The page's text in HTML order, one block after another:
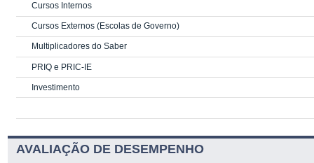
Cursos Internos
Cursos Externos (Escolas de Governo)
Multiplicadores do Saber
PRIQ e PRIC-IE
Investimento
AVALIAÇÃO DE DESEMPENHO